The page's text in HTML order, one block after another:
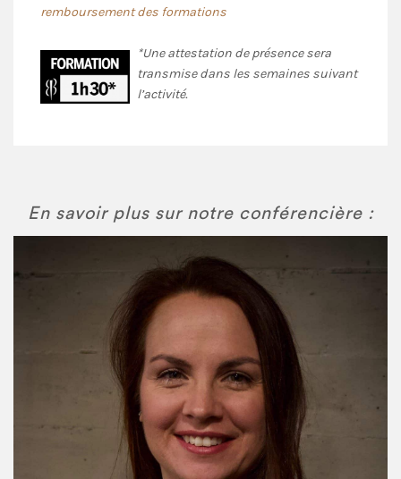
remboursement des formations
*Une attestation de présence sera
transmise dans les semaines suivant
l’activité.
En savoir plus sur notre conférencière :